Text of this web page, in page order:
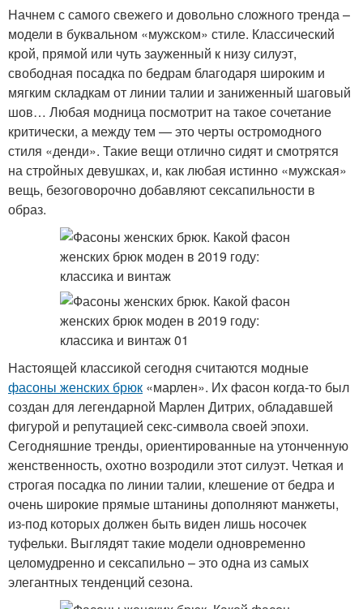
Начнем с самого свежего и довольно сложного тренда –
модели в буквальном «мужском» стиле. Классический
крой, прямой или чуть зауженный к низу силуэт,
свободная посадка по бедрам благодаря широким и
мягким складкам от линии талии и заниженный шаговый
шов… Любая модница посмотрит на такое сочетание
критически, а между тем — это черты остромодного
стиля «денди». Такие вещи отлично сидят и смотрятся
на стройных девушках, и, как любая истинно «мужская»
вещь, безоговорочно добавляют сексапильности в
образ.
Настоящей классикой сегодня считаются модные
фасоны женских брюк «марлен». Их фасон когда-то был
создан для легендарной Марлен Дитрих, обладавшей
фигурой и репутацией секс-символа своей эпохи.
Сегодняшние тренды, ориентированные на утонченную
женственность, охотно возродили этот силуэт. Четкая и
строгая посадка по линии талии, клешение от бедра и
очень широкие прямые штанины дополняют манжеты,
из-под которых должен быть виден лишь носочек
туфельки. Выглядят такие модели одновременно
целомудренно и сексапильно – это одна из самых
элегантных тенденций сезона.